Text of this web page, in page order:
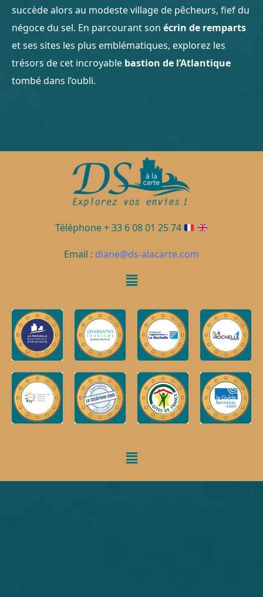
succède alors au modeste village de pêcheurs, fief du
négoce du sel. En parcourant son écrin de remparts
et ses sites les plus emblématiques, explorez les
trésors de cet incroyable bastion de l’Atlantique
tombé dans l’oubli.
Téléphone + 33 6 08 01 25 74
Email : diane@ds-alacarte.com